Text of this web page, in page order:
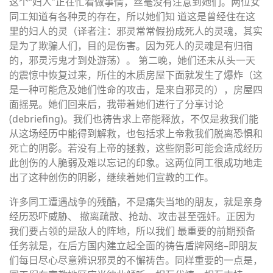
同工知道有各种灵的存在，所以她们知 道这是曾经住在这
里的妇人的灵（译者注：邪灵常常假扮成死人的灵魂，其实
是为了欺骗人们，目的是伤害。因为死人的灵魂是有归宿
的，邪灵污鬼才到处游荡）。 第二晚，她们还未从头一天
的震惊中恢复过来，所住的木质房屋下面就发生了爆炸（这
是一种可能危及她们性命的攻击，是来自邪灵的），房屋四
面摇晃。她们回来后，我带着她们进行了分享讨论
(debriefing)。我们也祷告求上帝能释放，不仅是救我们能
从这场经历中能得到解救，也包括求上帝救我们脱离恐惧和
死亡的阴影。若没有上帝的拯救，这些阴影可能会造成经历
此创伤的人脆弱及难以忘记的印象。这两位同工很成功地走
出了这种创伤的阴影，继续着她们宣教的工作。
许多同工遭遇战争的残酷，不是痛失当地的朋友，就是亲身
经历恐吓威胁、 撤离疏散、抢劫、攻击甚至强奸。正因为
我们要占领的是敌人的阵地，所以我们 最重要的前期预备
任务就是，在后方国内建立起全面的祷告盾牌网络–即朋友
们每日尽心尽意辨识邪灵的不懈祷告。同样重要的一点是，